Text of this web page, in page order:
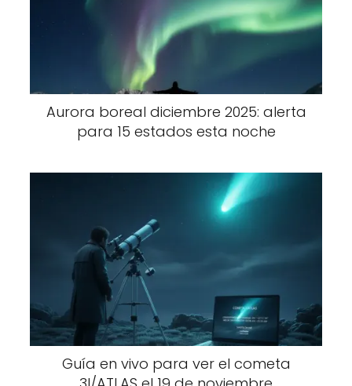
Aurora boreal diciembre 2025: alerta
para 15 estados esta noche
Guía en vivo para ver el cometa